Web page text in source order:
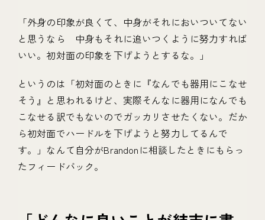
「外身の印象が良くて、中身がそれにおいついてない
と思うなら 中身もそれに追いつくように努力すれば
いい。初対面の印象を下げようとするな。」
というのは「初対面のときに『なんでも器用にこなせ
そう』と思われるけど、実際そんなに器用になんでも
こなせる訳でもないのでガッカリさせたくない。だか
ら初対面でハードルを下げようと努力してるんで
す。」なんて自分がBrandonに相談したときにもらっ
たフィードバック。